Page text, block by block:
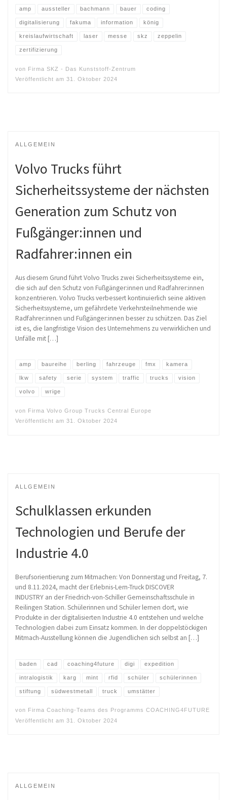
amp aussteller bachmann bauer coding
digitalisierung fakuma information könig
kreislaufwirtschaft laser messe skz zeppelin
zertifizierung
von Firma SKZ - Das Kunststoff-Zentrum
Veröffentlicht am 31. Oktober 2024
ALLGEMEIN
Volvo Trucks führt
Sicherheitssysteme der nächsten
Generation zum Schutz von
Fußgänger:innen und
Radfahrer:innen ein
Aus diesem Grund führt Volvo Trucks zwei Sicherheitssysteme ein,
die sich auf den Schutz von Fußgänger:innen und Radfahrer:innen
konzentrieren. Volvo Trucks verbessert kontinuierlich seine aktiven
Sicherheitssysteme, um gefährdete Verkehrsteilnehmende wie
Radfahrer:innen und Fußgänger:innen besser zu schützen. Das Ziel
ist es, die langfristige Vision des Unternehmens zu verwirklichen und
Unfälle mit […]
amp baureihe berling fahrzeuge fmx kamera
lkw safety serie system traffic trucks vision
volvo wrige
von Firma Volvo Group Trucks Central Europe
Veröffentlicht am 31. Oktober 2024
ALLGEMEIN
Schulklassen erkunden
Technologien und Berufe der
Industrie 4.0
Berufsorientierung zum Mitmachen: Von Donnerstag und Freitag, 7.
und 8.11.2024, macht der Erlebnis-Lern-Truck DISCOVER
INDUSTRY an der Friedrich-von-Schiller Gemeinschaftsschule in
Reilingen Station. Schülerinnen und Schüler lernen dort, wie
Produkte in der digitalisierten Industrie 4.0 entstehen und welche
Technologien dabei zum Einsatz kommen. In der doppelstöckigen
Mitmach-Ausstellung können die Jugendlichen sich selbst an […]
baden cad coaching4future digi expedition
intralogistik karg mint rfid schüler schülerinnen
stiftung südwestmetall truck umstätter
von Firma Coaching-Teams des Programms COACHING4FUTURE
Veröffentlicht am 31. Oktober 2024
ALLGEMEIN